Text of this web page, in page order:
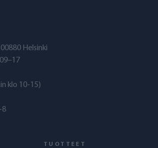
Helsinki
klo 10-15)
8
TUOTTEET